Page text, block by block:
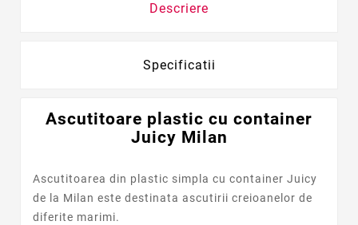
Descriere
Specificatii
Ascutitoare plastic cu container
Juicy Milan
Ascutitoarea din plastic simpla cu container Juicy
de la Milan este destinata ascutirii creioanelor de
diferite marimi.